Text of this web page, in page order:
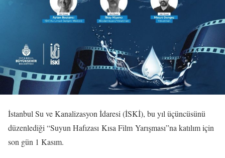
İstanbul Su ve Kanalizasyon İdaresi (İSKİ), bu yıl üçüncüsünü
düzenlediği “Suyun Hafızası Kısa Film Yarışması”na katılım için
son gün 1 Kasım.